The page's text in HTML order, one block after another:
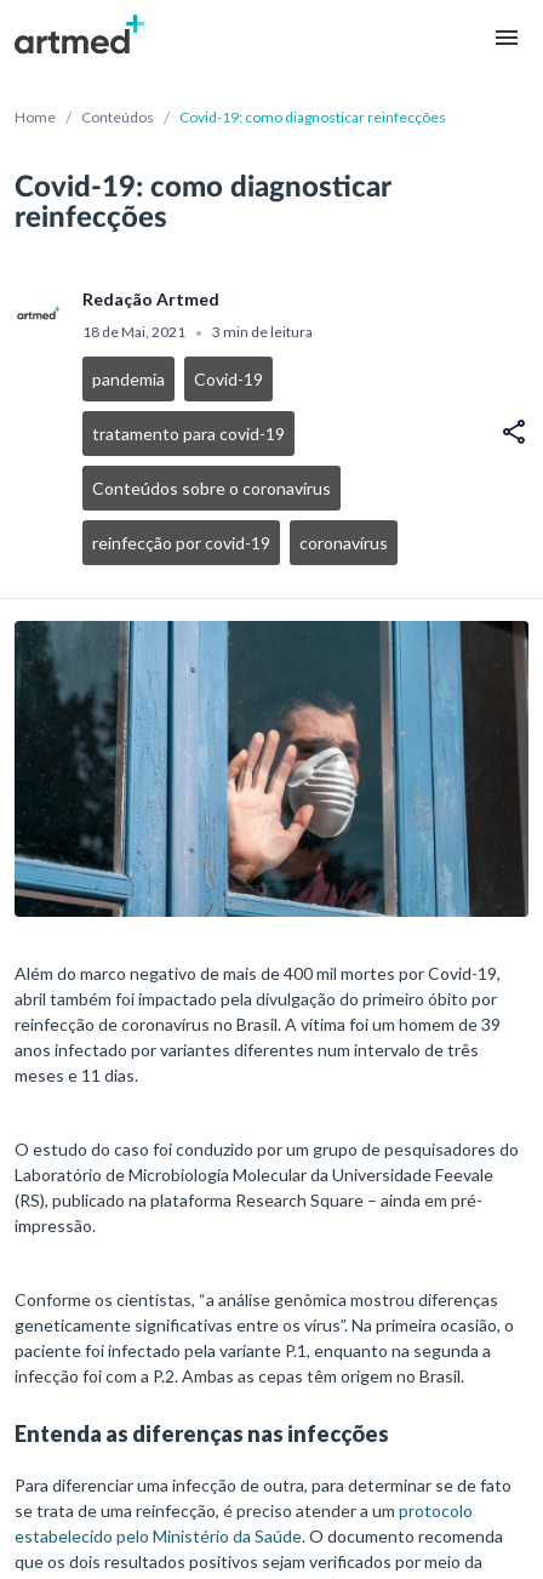
Home / Conteúdos / Covid-19: como diagnosticar reinfecções
Covid-19: como diagnosticar
reinfecções
Redação Artmed
18 de Mai, 2021 • 3 min de leitura
pandemia Covid-19
tratamento para covid-19
Conteúdos sobre o coronavírus
reinfecção por covid-19 coronavírus
Além do marco negativo de mais de 400 mil mortes por Covid-19,
abril também foi impactado pela divulgação do primeiro óbito por
reinfecção de coronavírus no Brasil. A vítima foi um homem de 39
anos infectado por variantes diferentes num intervalo de três
meses e 11 dias.
O estudo do caso foi conduzido por um grupo de pesquisadores do
Laboratório de Microbiologia Molecular da Universidade Feevale
(RS), publicado na plataforma Research Square – ainda em pré-
impressão.
Conforme os cientistas, “a análise genômica mostrou diferenças
geneticamente significativas entre os vírus”. Na primeira ocasião, o
paciente foi infectado pela variante P.1, enquanto na segunda a
infecção foi com a P.2. Ambas as cepas têm origem no Brasil.
Entenda as diferenças nas infecções
Para diferenciar uma infecção de outra, para determinar se de fato
se trata de uma reinfecção, é preciso atender a um protocolo
estabelecido pelo Ministério da Saúde. O documento recomenda
que os dois resultados positivos sejam verificados por meio da